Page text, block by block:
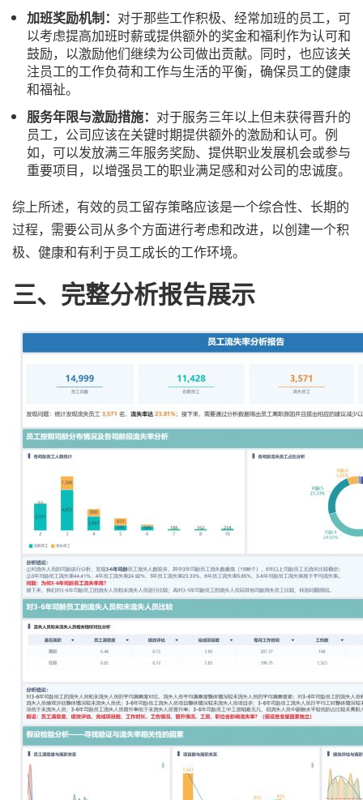
加班奖励机制： 对于那些工作积极、经常加班的员工，可
以考虑提高加班时薪或提供额外的奖金和福利作为认可和
鼓励，以激励他们继续为公司做出贡献。同时，也应该关
注员工的工作负荷和工作与生活的平衡，确保员工的健康
和福祉。
服务年限与激励措施： 对于服务三年以上但未获得晋升的
员工，公司应该在关键时期提供额外的激励和认可。例
如，可以发放满三年服务奖励、提供职业发展机会或参与
重要项目，以增强员工的职业满足感和对公司的忠诚度。
综上所述，有效的员工留存策略应该是一个综合性、长期的
过程，需要公司从多个方面进行考虑和改进，以创建一个积
极、健康和有利于员工成长的工作环境。
三、 完整分析报告展示